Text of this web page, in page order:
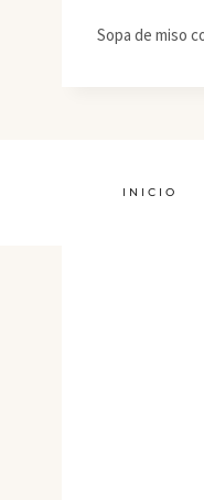
Sopa de miso
INICIO